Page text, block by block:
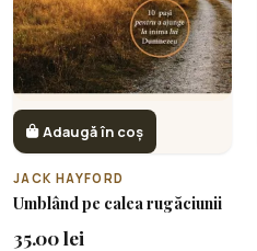
Adaugă în coș
JACK HAYFORD
Umblând pe calea rugăciunii
35.00 lei